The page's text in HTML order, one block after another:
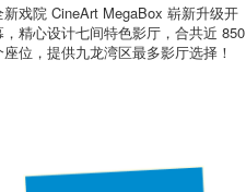
新戏院 CineArt MegaBox 崭新升级开
，精心设计七间特色影厅，合共近 850
座位，提供九龙湾区最多影厅选择！